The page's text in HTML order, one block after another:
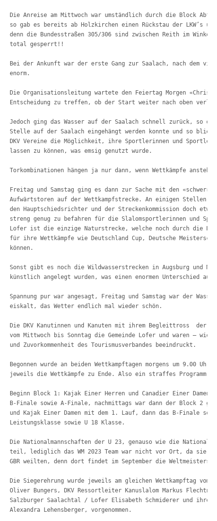
Die Anreise am Mittwoch war umständlich durch die Block
so gab es bereits ab Holzkirchen einen Rückstau der LKW’s
denn die Bundesstraßen 305/306 sind zwischen Reith im
total gesperrt!!
Bei der Ankunft war der erste Gang zur Saalach, nach dem
enorm.
Die Organisationsleitung wartete den Feiertag Morgen
Entscheidung zu treffen, ob der Start weiter nach oben
Jedoch ging das Wasser auf der Saalach schnell zurück, so
Stelle auf der Saalach eingehängt werden konnte und so blieb
DKV Vereine die Möglichkeit, ihre Sportlerinnen und
lassen zu können, was emsig genutzt wurde.
Torkombinationen hängen ja nur dann, wenn Wettkämpfe
Freitag und Samstag ging es dann zur Sache mit den «schwer»
Aufwärtstoren auf der Wettkampfstrecke. An einigen Stellen
den Hauptschiedsrichter und der Streckenkommission doch
streng genug zu befahren für die Slalomsportlerinnen und
Lofer ist die einzige Naturstrecke, welche noch durch die
für ihre Wettkämpfe wie Deutschland Cup, Deutsche
können.
Sonst gibt es noch die Wildwasserstrecken in Augsburg und
künstlich angelegt wurden, was einen enormen Unterschied
Spannung pur war angesagt, Freitag und Samstag war der
eiskalt, das Wetter endlich mal wieder schön.
Die DKV Kanutinnen und Kanuten mit ihrem Begleittross  der
vom Mittwoch bis Sonntag die Gemeinde Lofer und waren –
und Zuvorkommenheit des Tourismusverbandes beeindruckt.
Begonnen wurde an beiden Wettkampftagen morgens um 9.00
jeweils die Wettkämpfe zu Ende. Also ein straffes Programm.
Beginn Block 1: Kajak Einer Herren und Canadier Einer
B-Finale sowie A-Finale, nachmittags war dann der Block 2
und Kajak Einer Damen mit dem 1. Lauf, dann das B-Finale
Leistungsklasse sowie U 18 Klasse.
Die Nationalmannschaften der U 23, genauso wie die
teil, lediglich das WM 2023 Team war nicht vor Ort, da sie
GBR weilten, denn dort findet im September die
Die Siegerehrung wurde jeweils am gleichen Wettkampftag vom
Oliver Bungers, DKV Ressortleiter Kanuslalom Markus
Salzburger Saalachtal / Lofer Elisabeth Schmiderer und ihre
Alexandra Lehensberger, vorgenommen.